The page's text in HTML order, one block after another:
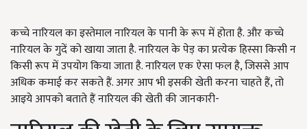
कच्चे नारियल का इस्तेमाल नारियल के पानी के रूप में होता है. और कच्चे
नारियल के गुदें को खाया जाता है. नारियल के पेड़ का प्रत्येक हिस्सा किसी न
किसी रूप में उपयोग किया जाता है. नारियल एक ऐसा फल है, जिससे आप
अधिक कमाई कर सकते हैं. अगर आप भी इसकी खेती करना चाहते हैं, तो
आइये आपको बताते हैं नारियल की खेती की जानकारी-